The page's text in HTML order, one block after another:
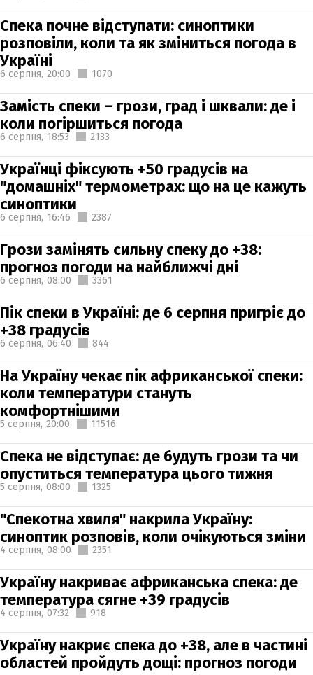
Спека почне відступати: синоптики
розповіли, коли та як зміниться погода в
Україні
6 серпня, 20:00 1070
Замість спеки – грози, град і шквали: де і
коли погіршиться погода
6 серпня, 18:53 2133
Українці фіксують +50 градусів на
"домашніх" термометрах: що на це кажуть
синоптики
6 серпня, 16:46 2387
Грози замінять сильну спеку до +38:
прогноз погоди на найближчі дні
6 серпня, 08:00 3361
Пік спеки в Україні: де 6 серпня пригріє до
+38 градусів
6 серпня, 06:40 844
На Україну чекає пік африканської спеки:
коли температури стануть
комфортнішими
5 серпня, 20:00 11516
Спека не відступає: де будуть грози та чи
опуститься температура цього тижня
5 серпня, 08:00 1325
"Спекотна хвиля" накрила Україну:
синоптик розповів, коли очікуються зміни
4 серпня, 08:00 2351
Україну накриває африканська спека: де
температура сягне +39 градусів
4 серпня, 07:32 918
Україну накриє спека до +38, але в частині
областей пройдуть дощі: прогноз погоди